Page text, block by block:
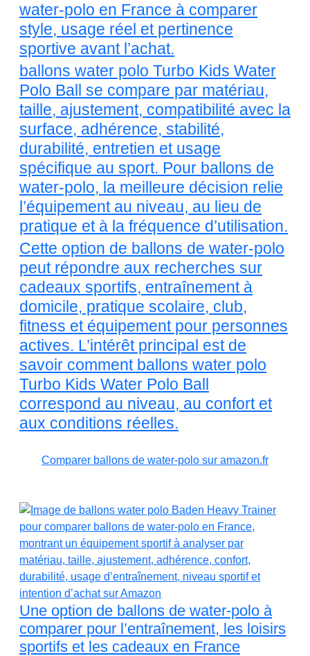
water-polo en France à comparer
style, usage réel et pertinence
sportive avant l’achat.
ballons water polo Turbo Kids Water
Polo Ball se compare par matériau,
taille, ajustement, compatibilité avec la
surface, adhérence, stabilité,
durabilité, entretien et usage
spécifique au sport. Pour ballons de
water-polo, la meilleure décision relie
l’équipement au niveau, au lieu de
pratique et à la fréquence d’utilisation.
Cette option de ballons de water-polo
peut répondre aux recherches sur
cadeaux sportifs, entraînement à
domicile, pratique scolaire, club,
fitness et équipement pour personnes
actives. L’intérêt principal est de
savoir comment ballons water polo
Turbo Kids Water Polo Ball
correspond au niveau, au confort et
aux conditions réelles.
Comparer ballons de water-polo sur amazon.fr
Une option de ballons de water-polo à
comparer pour l’entraînement, les loisirs
sportifs et les cadeaux en France